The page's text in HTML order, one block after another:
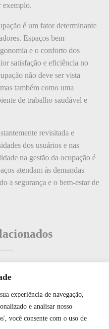
experiência de navegação,
e analisar nosso
você consente com o uso de
exemplo.
é um fator determinante
Espaços bem
e o conforto dos
satisfação e eficiência no
não deve ser vista
também como uma
de trabalho saudável e
revisitada e
dos usuários e nas
na gestão da ocupação é
atendam às demandas
a segurança e o bem-estar de
de Segurança